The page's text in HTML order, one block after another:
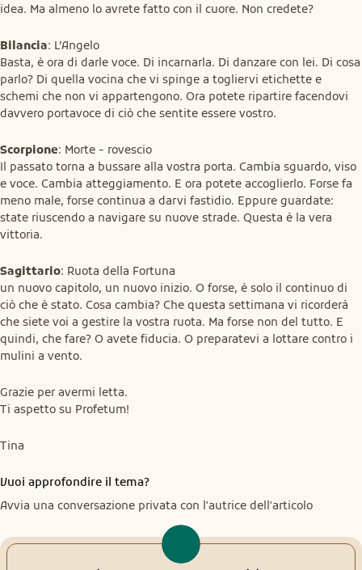
idea. Ma almeno lo avrete fatto con il cuore. Non credete?
Bilancia: L’Angelo
Basta, è ora di darle voce. Di incarnarla. Di danzare con lei. Di cosa
parlo? Di quella vocina che vi spinge a togliervi etichette e
schemi che non vi appartengono. Ora potete ripartire facendovi
davvero portavoce di ciò che sentite essere vostro.
Scorpione: Morte - rovescio
Il passato torna a bussare alla vostra porta. Cambia sguardo, viso
e voce. Cambia atteggiamento. E ora potete accoglierlo. Forse fa
meno male, forse continua a darvi fastidio. Eppure guardate:
state riuscendo a navigare su nuove strade. Questa è la vera
vittoria.
Sagittario: Ruota della Fortuna
un nuovo capitolo, un nuovo inizio. O forse, è solo il continuo di
ciò che è stato. Cosa cambia? Che questa settimana vi ricorderà
che siete voi a gestire la vostra ruota. Ma forse non del tutto. E
quindi, che fare? O avete fiducia. O preparatevi a lottare contro i
mulini a vento.
Grazie per avermi letta.
Ti aspetto su Profetum!
Tina
Vuoi approfondire il tema?
Avvia una conversazione privata con l'autrice dell'articolo